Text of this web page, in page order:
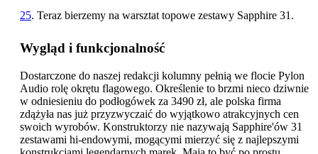
25. Teraz bierzemy na warsztat topowe zestawy Sapphire 31.
Wygląd i funkcjonalność
Dostarczone do naszej redakcji kolumny pełnią we flocie Pylon
Audio rolę okrętu flagowego. Określenie to brzmi nieco dziwnie
w odniesieniu do podłogówek za 3490 zł, ale polska firma
zdążyła nas już przyzwyczaić do wyjątkowo atrakcyjnych cen
swoich wyrobów. Konstruktorzy nie nazywają Sapphire'ów 31
zestawami hi-endowymi, mogącymi mierzyć się z najlepszymi